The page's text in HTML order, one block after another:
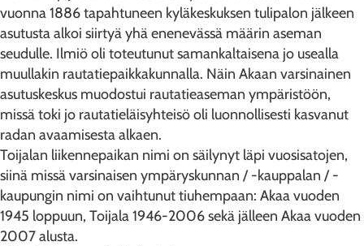
vuonna 1886 tapahtuneen kyläkeskuksen tulipalon jälkeen
asutusta alkoi siirtyä yhä enenevässä määrin aseman
seudulle. Ilmiö oli toteutunut samankaltaisena jo usealla
muullakin rautatiepaikkakunnalla. Näin Akaan varsinainen
asutuskeskus muodostui rautatieaseman ympäristöön,
missä toki jo rautatieläisyhteisö oli luonnollisesti kasvanut
radan avaamisesta alkaen.
Toijalan liikennepaikan nimi on säilynyt läpi vuosisatojen,
siinä missä varsinaisen ympäryskunnan / -kauppalan / -
kaupungin nimi on vaihtunut tiuhempaan: Akaa vuoden
1945 loppuun, Toijala 1946-2006 sekä jälleen Akaa vuoden
2007 alusta.